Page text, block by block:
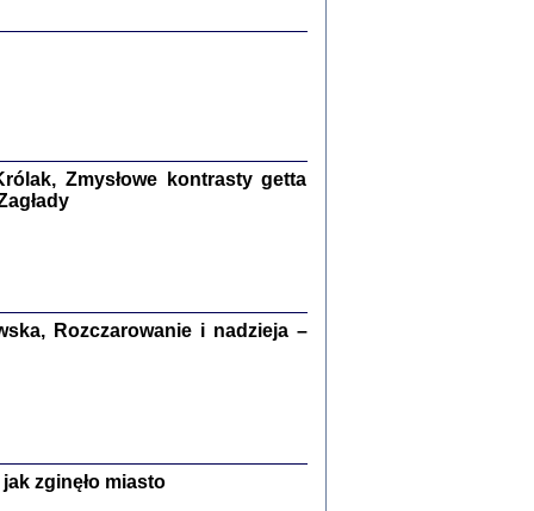
Warszawa 2020
GETTOWEJ INSTYTUCJI ...
i inne pisma z łódzkiego getta
z jidysz, oprac. i wstęp. Monika Polit
NIEMIECKĄ ...
w ukryciu w Warszawie w latach 1943-1944
Zmysłowe kontrasty getta
Rozczarowanie i nadzieja –
zginęło miasto